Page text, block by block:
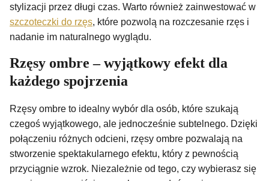
stylizacji przez długi czas. Warto również zainwestować w
szczoteczki do rzęs, które pozwolą na rozczesanie rzęs i
nadanie im naturalnego wyglądu.
Rzęsy ombre – wyjątkowy efekt dla
każdego spojrzenia
Rzęsy ombre to idealny wybór dla osób, które szukają
czegoś wyjątkowego, ale jednocześnie subtelnego. Dzięki
połączeniu różnych odcieni, rzęsy ombre pozwalają na
stworzenie spektakularnego efektu, który z pewnością
przyciągnie wzrok. Niezależnie od tego, czy wybierasz się